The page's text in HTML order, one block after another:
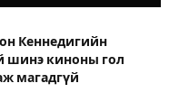
Кеннедигийн
шинэ киноны гол
магадгүй